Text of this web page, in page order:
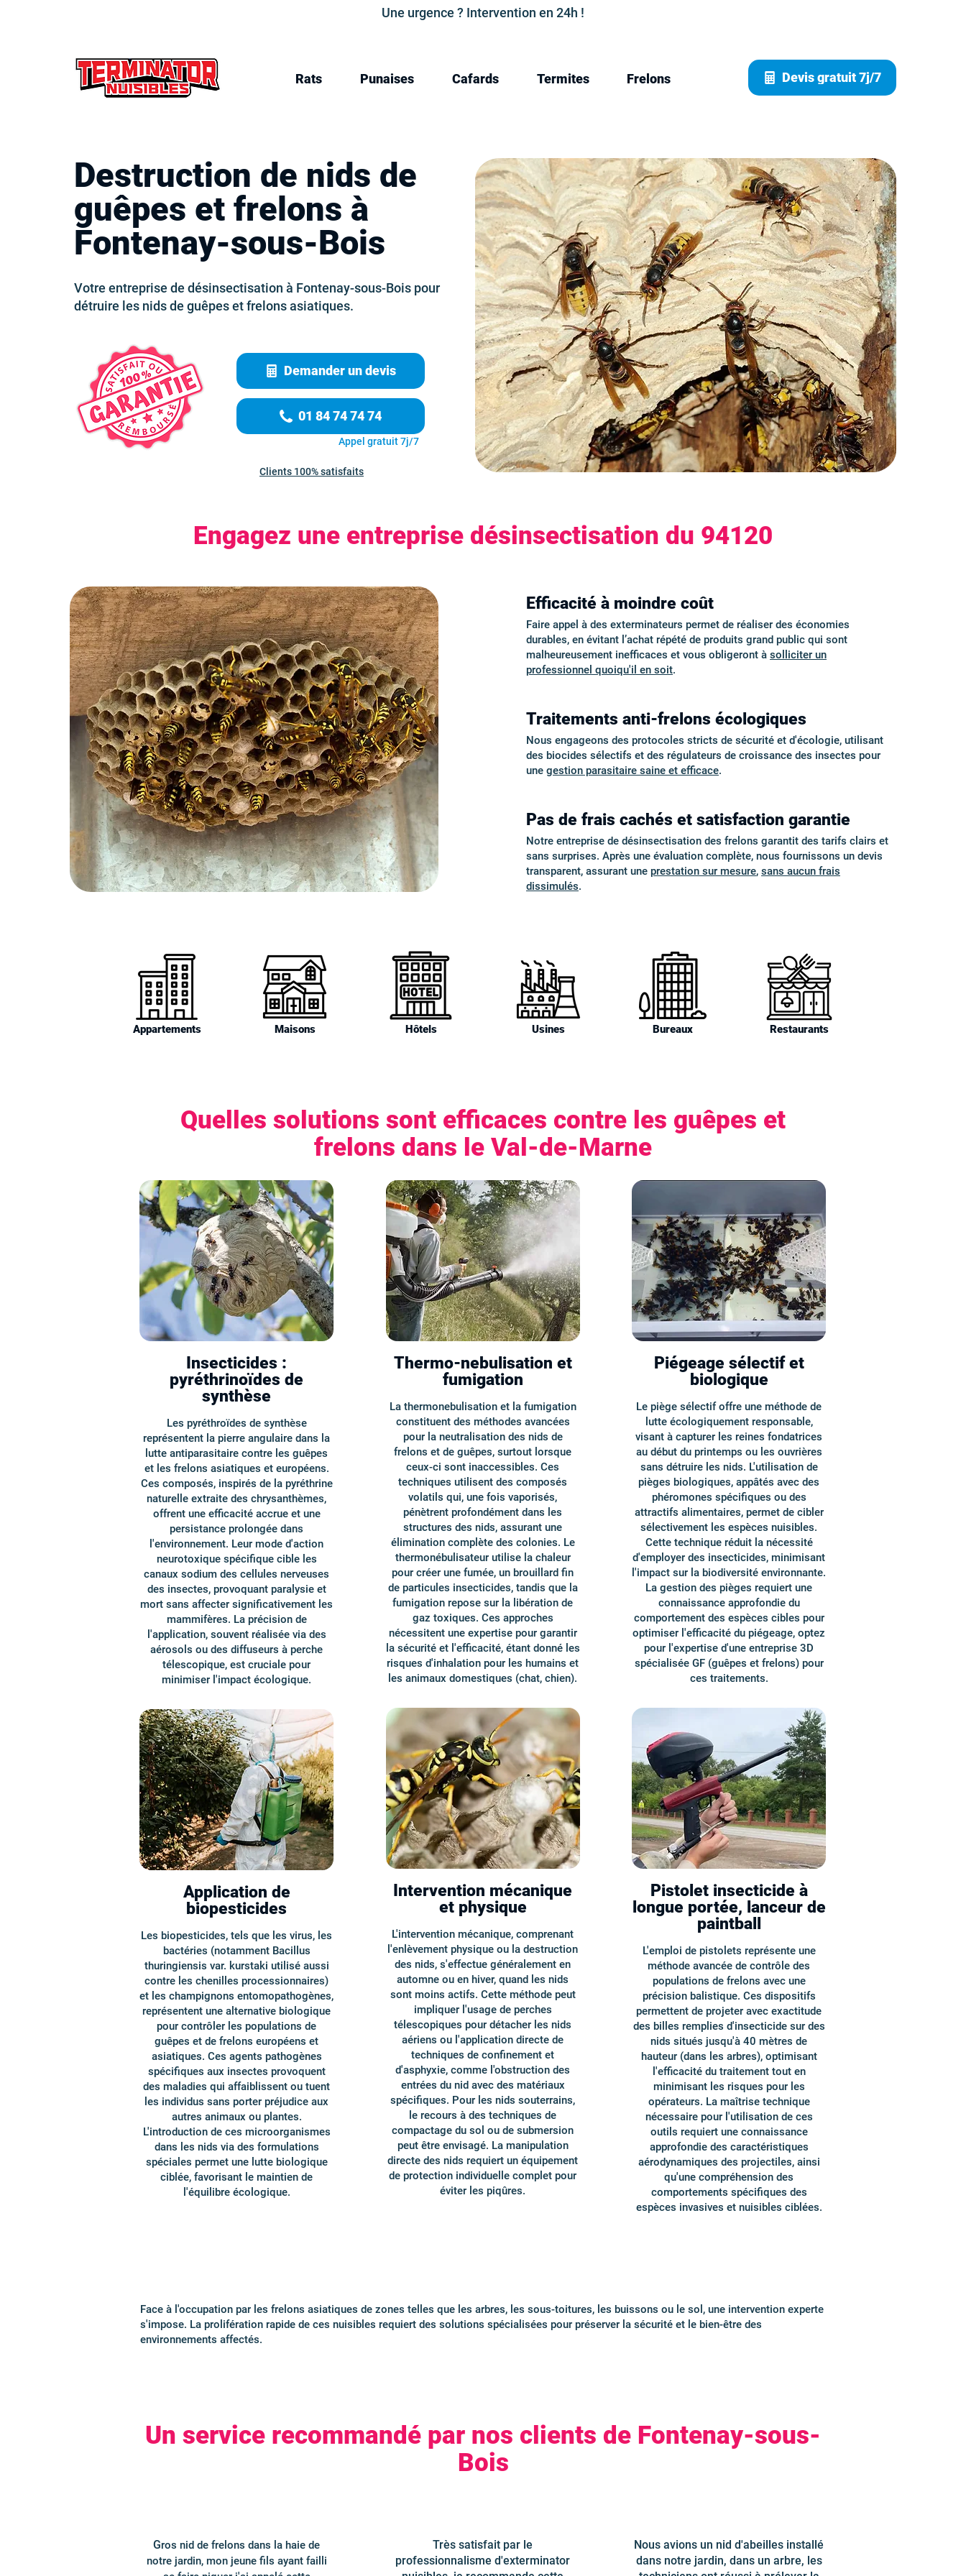
Une urgence ? Intervention en 24h !
Rats Punaises Cafards Termites Frelons Devis gratuit 7j/7
Destruction de nids de
guêpes et frelons à
Fontenay-sous-Bois
Votre entreprise de désinsectisation à Fontenay-sous-Bois pour
détruire les nids de guêpes et frelons asiatiques.
01 84 74 74 74
Appel gratuit 7j/7
Demander un devis
Clients 100% satisfaits
Engagez une entreprise désinsectisation du 94120
Efficacité à moindre coût
Faire appel à des exterminateurs permet de réaliser des économies
durables, en évitant l’achat répété de produits grand public qui sont
malheureusement inefficaces et vous obligeront à solliciter un
professionnel quoiqu'il en soit.
Traitements anti-frelons écologiques
Nous engageons des protocoles stricts de sécurité et d'écologie, utilisant
des biocides sélectifs et des régulateurs de croissance des insectes pour
une gestion parasitaire saine et efficace.
Pas de frais cachés et satisfaction garantie
Notre entreprise de désinsectisation des frelons garantit des tarifs clairs et
sans surprises. Après une évaluation complète, nous fournissons un devis
transparent, assurant une prestation sur mesure, sans aucun frais
dissimulés.
Appartements Maisons Hôtels Usines Bureaux Restaurants
Quelles solutions sont efficaces contre les guêpes et
frelons dans le Val-de-Marne
Insecticides :
pyréthrinoïdes de
synthèse
Les pyréthroïdes de synthèse
représentent la pierre angulaire dans la
lutte antiparasitaire contre les guêpes
et les frelons asiatiques et européens.
Ces composés, inspirés de la pyréthrine
naturelle extraite des chrysanthèmes,
offrent une efficacité accrue et une
persistance prolongée dans
l'environnement. Leur mode d'action
neurotoxique spécifique cible les
canaux sodium des cellules nerveuses
des insectes, provoquant paralysie et
mort sans affecter significativement les
mammifères. La précision de
l'application, souvent réalisée via des
aérosols ou des diffuseurs à perche
télescopique, est cruciale pour
minimiser l'impact écologique.
Application de
biopesticides
Les biopesticides, tels que les virus, les
bactéries (notamment Bacillus
thuringiensis var. kurstaki utilisé aussi
contre les chenilles processionnaires)
et les champignons entomopathogènes,
représentent une alternative biologique
pour contrôler les populations de
guêpes et de frelons européens et
asiatiques. Ces agents pathogènes
spécifiques aux insectes provoquent
des maladies qui affaiblissent ou tuent
les individus sans porter préjudice aux
autres animaux ou plantes.
L'introduction de ces microorganismes
dans les nids via des formulations
spéciales permet une lutte biologique
ciblée, favorisant le maintien de
l'équilibre écologique.
Thermo-nebulisation et
fumigation
La thermonebulisation et la fumigation
constituent des méthodes avancées
pour la neutralisation des nids de
frelons et de guêpes, surtout lorsque
ceux-ci sont inaccessibles. Ces
techniques utilisent des composés
volatils qui, une fois vaporisés,
pénètrent profondément dans les
structures des nids, assurant une
élimination complète des colonies. Le
thermonébulisateur utilise la chaleur
pour créer une fumée, un brouillard fin
de particules insecticides, tandis que la
fumigation repose sur la libération de
gaz toxiques. Ces approches
nécessitent une expertise pour garantir
la sécurité et l'efficacité, étant donné les
risques d'inhalation pour les humains et
les animaux domestiques (chat, chien).
Intervention mécanique
et physique
L'intervention mécanique, comprenant
l'enlèvement physique ou la destruction
des nids, s'effectue généralement en
automne ou en hiver, quand les nids
sont moins actifs. Cette méthode peut
impliquer l'usage de perches
télescopiques pour détacher les nids
aériens ou l'application directe de
techniques de confinement et
d'asphyxie, comme l'obstruction des
entrées du nid avec des matériaux
spécifiques. Pour les nids souterrains,
le recours à des techniques de
compactage du sol ou de submersion
peut être envisagé. La manipulation
directe des nids requiert un équipement
de protection individuelle complet pour
éviter les piqûres.
Piégeage sélectif et
biologique
Le piège sélectif offre une méthode de
lutte écologiquement responsable,
visant à capturer les reines fondatrices
au début du printemps ou les ouvrières
sans détruire les nids. L'utilisation de
pièges biologiques, appâtés avec des
phéromones spécifiques ou des
attractifs alimentaires, permet de cibler
sélectivement les espèces nuisibles.
Cette technique réduit la nécessité
d'employer des insecticides, minimisant
l'impact sur la biodiversité environnante.
La gestion des pièges requiert une
connaissance approfondie du
comportement des espèces cibles pour
optimiser l'efficacité du piégeage, optez
pour l'expertise d'une entreprise 3D
spécialisée GF (guêpes et frelons) pour
ces traitements.
Pistolet insecticide à
longue portée, lanceur de
paintball
L'emploi de pistolets représente une
méthode avancée de contrôle des
populations de frelons avec une
précision balistique. Ces dispositifs
permettent de projeter avec exactitude
des billes remplies d'insecticide sur des
nids situés jusqu'à 40 mètres de
hauteur (dans les arbres), optimisant
l'efficacité du traitement tout en
minimisant les risques pour les
opérateurs. La maîtrise technique
nécessaire pour l'utilisation de ces
outils requiert une connaissance
approfondie des caractéristiques
aérodynamiques des projectiles, ainsi
qu'une compréhension des
comportements spécifiques des
espèces invasives et nuisibles ciblées.
Face à l'occupation par les frelons asiatiques de zones telles que les arbres, les sous-toitures, les buissons ou le sol, une intervention experte
s'impose. La prolifération rapide de ces nuisibles requiert des solutions spécialisées pour préserver la sécurité et le bien-être des
environnements affectés.
Un service recommandé par nos clients de Fontenay-sous-
Bois
Gros nid de frelons dans la haie de
notre jardin, mon jeune fils ayant failli
Très satisfait par le
professionnalisme d'exterminator
Nous avions un nid d'abeilles installé
dans notre jardin, dans un arbre, les